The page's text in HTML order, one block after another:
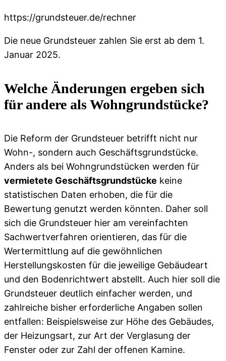
https://grundsteuer.de/rechner
Die neue Grundsteuer zahlen Sie erst ab dem 1.
Januar 2025.
Welche Änderungen ergeben sich
für andere als Wohngrundstücke?
Die Reform der Grundsteuer betrifft nicht nur
Wohn-, sondern auch Geschäftsgrundstücke.
Anders als bei Wohngrundstücken werden für
vermietete Geschäftsgrundstücke keine
statistischen Daten erhoben, die für die
Bewertung genutzt werden könnten. Daher soll
sich die Grundsteuer hier am vereinfachten
Sachwertverfahren orientieren, das für die
Wertermittlung auf die gewöhnlichen
Herstellungskosten für die jeweilige Gebäudeart
und den Bodenrichtwert abstellt. Auch hier soll die
Grundsteuer deutlich einfacher werden, und
zahlreiche bisher erforderliche Angaben sollen
entfallen: Beispielsweise zur Höhe des Gebäudes,
der Heizungsart, zur Art der Verglasung der
Fenster oder zur Zahl der offenen Kamine.